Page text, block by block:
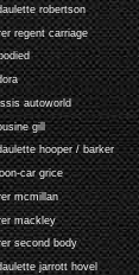
robertson
regent carriage
autoworld
gill
hooper / barker
car grice
mcmillan
mackley
second body
jarrott hovel